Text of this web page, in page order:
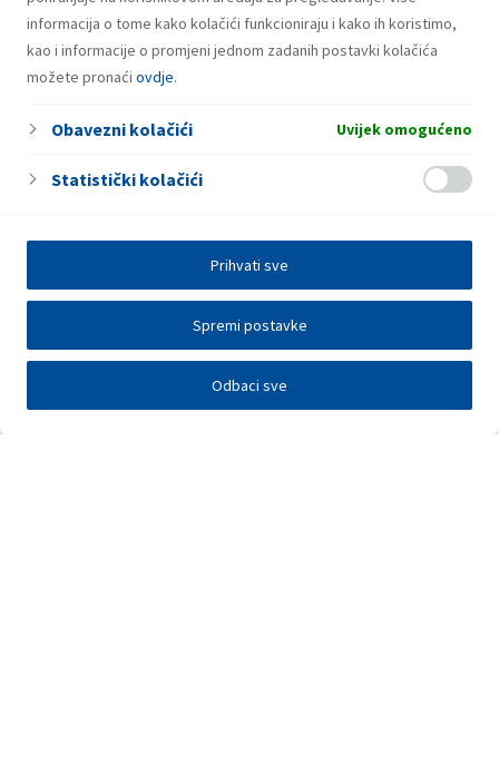
informacija o tome kako kolačići funkcioniraju i kako ih koristimo,
kao i informacije o promjeni jednom zadanih postavki kolačića
možete pronaći ovdje.
Obavezni kolačići Uvijek omogućeno
Statistički kolačići
Odbaci sve
Spremi postavke
Prihvati sve